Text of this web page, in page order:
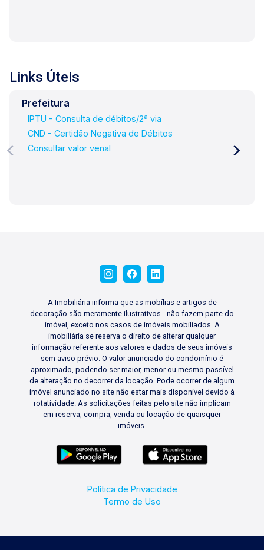
Links Úteis
Prefeitura
IPTU - Consulta de débitos/2ª via
CND - Certidão Negativa de Débitos
Consultar valor venal
A Imobiliária informa que as mobílias e artigos de
decoração são meramente ilustrativos - não fazem parte do
imóvel, exceto nos casos de imóveis mobiliados. A
imobiliária se reserva o direito de alterar qualquer
informação referente aos valores e dados de seus imóveis
sem aviso prévio. O valor anunciado do condomínio é
aproximado, podendo ser maior, menor ou mesmo passível
de alteração no decorrer da locação. Pode ocorrer de algum
imóvel anunciado no site não estar mais disponível devido à
rotatividade. As solicitações feitas pelo site não implicam
em reserva, compra, venda ou locação de quaisquer
imóveis.
Política de Privacidade
Termo de Uso